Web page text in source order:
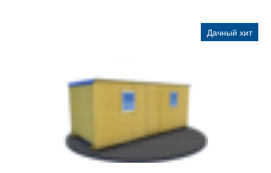
Дачный хит